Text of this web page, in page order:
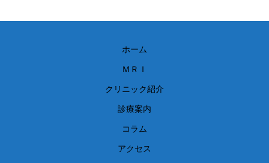
ホーム
ＭＲＩ
クリニック紹介
診療案内
コラム
アクセス